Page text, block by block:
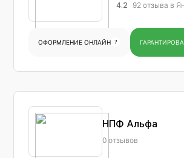
4.2 92 отзыва в
ОФОРМЛЕНИЕ ОНЛАЙН ?
НПФ Альфа
0 отзывов